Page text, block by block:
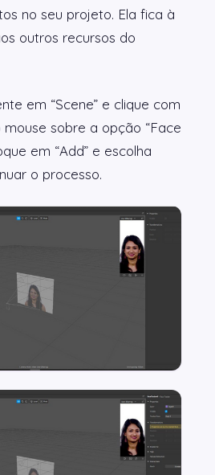
no seu projeto. Ela fica à
outros recursos do
em “Scene” e clique com
sobre a opção “Face
em “Add” e escolha
o processo.